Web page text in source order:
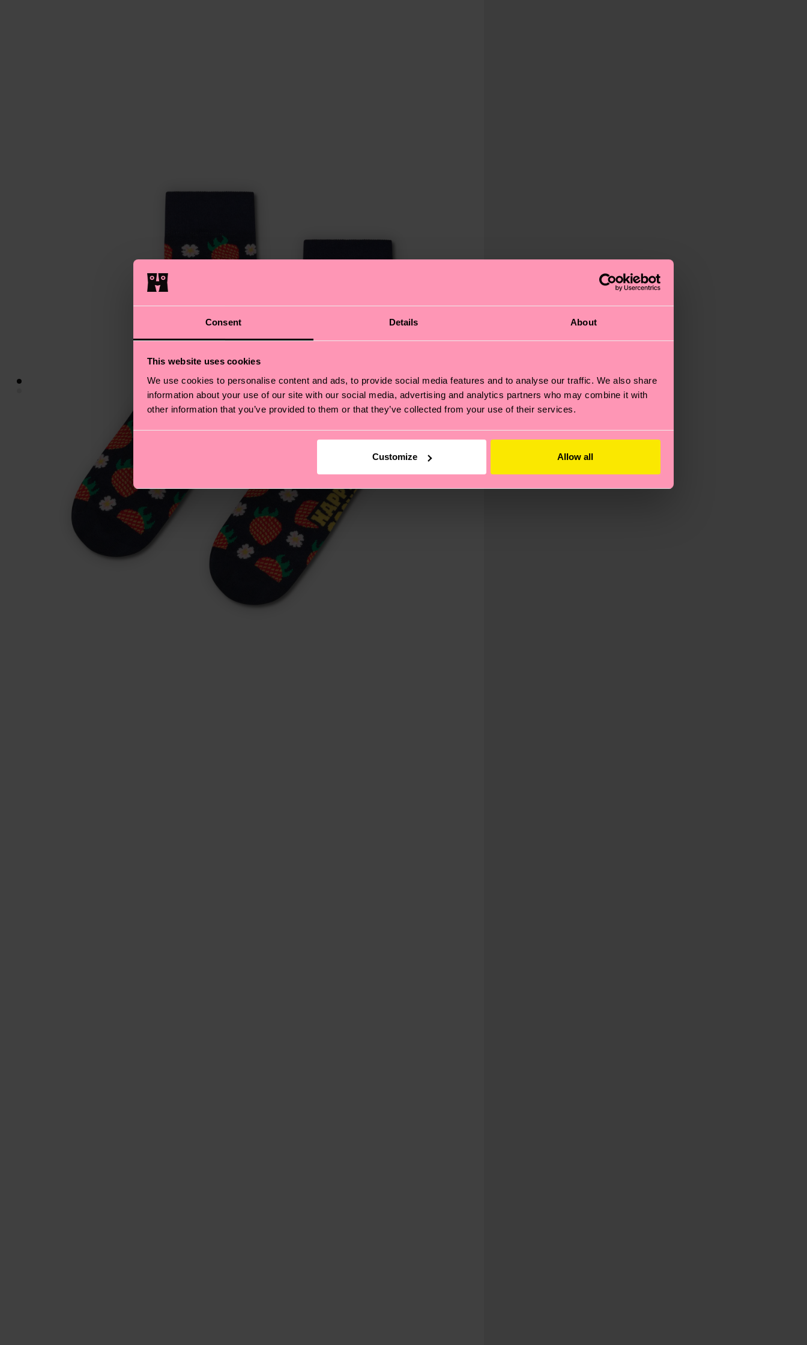
Consent Details About
This website uses cookies
We use cookies to personalise content and ads, to provide social media features and to analyse our traffic. We also share
information about your use of our site with our social media, advertising and analytics partners who may combine it with
other information that you’ve provided to them or that they’ve collected from your use of their services.
Customize Allow all